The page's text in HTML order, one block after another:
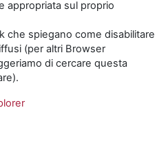
appropriata sul proprio
che spiegano come disabilitare
(per altri Browser
di cercare questa